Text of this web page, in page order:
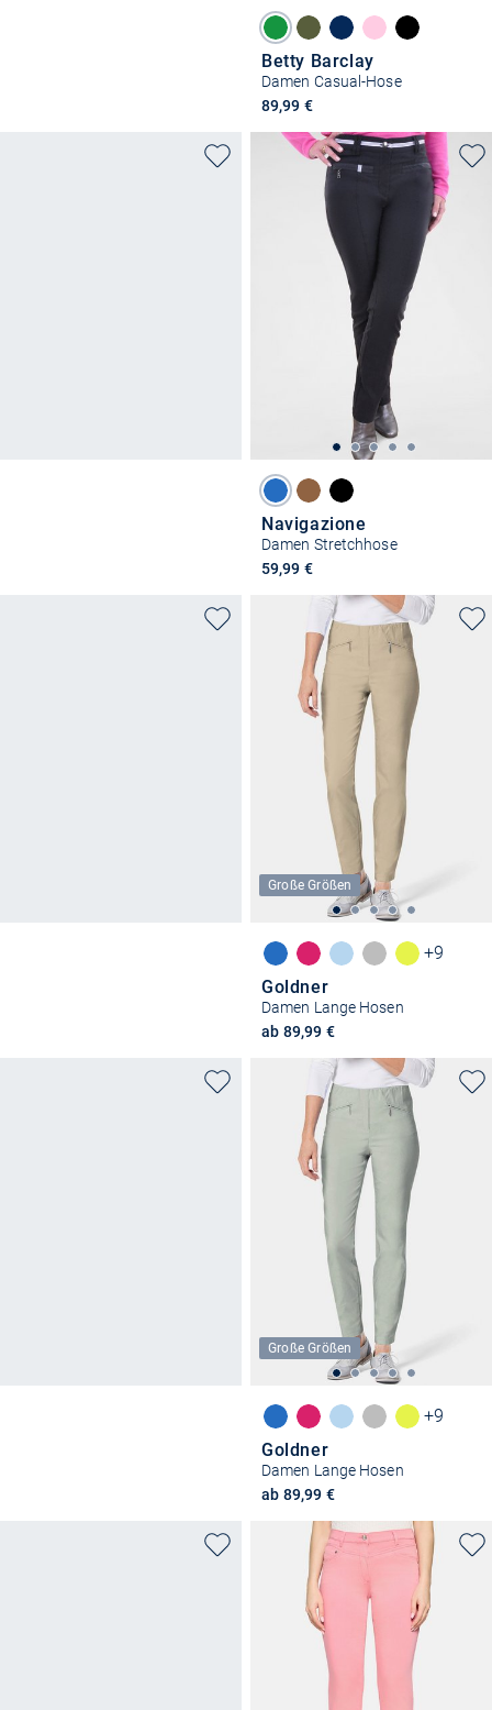
Betty Barclay
Damen Casual-Hose
89,99 €
Navigazione
Damen Stretchhose
59,99 €
Große Größen
+9
Goldner
Damen Lange Hosen
ab 89,99 €
Große Größen
+9
Goldner
Damen Lange Hosen
ab 89,99 €